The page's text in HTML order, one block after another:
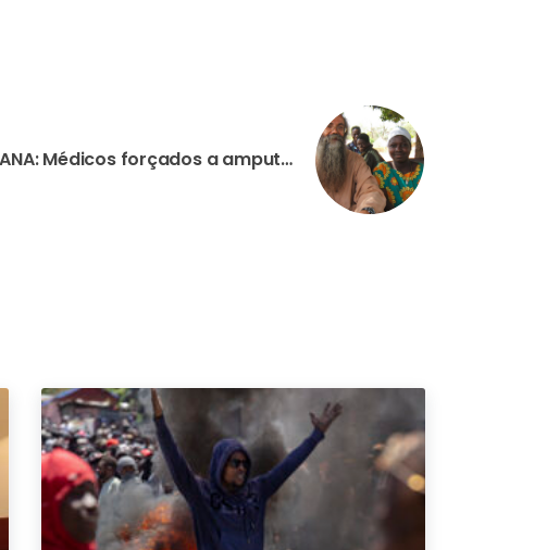
REP. CENTRO-AFRICANA: Médicos forçados a amputar pé de missionário italiano ferido na explosão de uma mina